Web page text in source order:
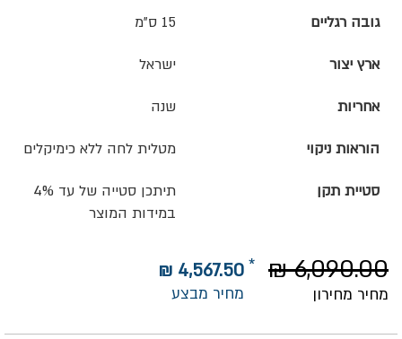
גובה רגליים 15 ס"מ
ארץ יצור ישראל
אחריות שנה
הוראות ניקוי מטלית לחה ללא כימיקלים
סטיית תקן
תיתכן סטייה של עד 4%
במידות המוצר
מחיר מבצע
4,567.50 ₪
מחיר מחירון
6,090.00 ₪